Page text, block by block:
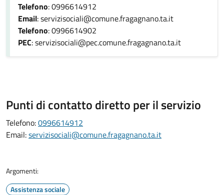
Telefono: 0996614912
Email: servizisociali@comune.fragagnano.ta.it
Telefono: 0996614902
PEC: servizisociali@pec.comune.fragagnano.ta.it
Punti di contatto diretto per il servizio
Telefono:0996614912
Email:servizisociali@comune.fragagnano.ta.it
Argomenti:
Assistenza sociale